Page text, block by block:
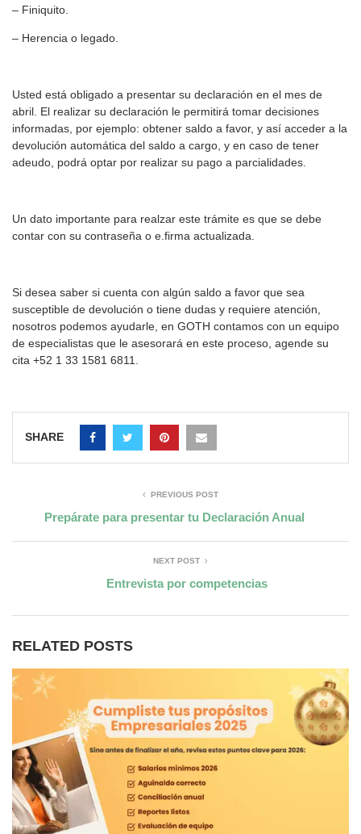
– Finiquito.
– Herencia o legado.
Usted está obligado a presentar su declaración en el mes de
abril. El realizar su declaración le permitirá tomar decisiones
informadas, por ejemplo: obtener saldo a favor, y así acceder a la
devolución automática del saldo a cargo, y en caso de tener
adeudo, podrá optar por realizar su pago a parcialidades.
Un dato importante para realzar este trámite es que se debe
contar con su contraseña o e.firma actualizada.
Si desea saber si cuenta con algún saldo a favor que sea
susceptible de devolución o tiene dudas y requiere atención,
nosotros podemos ayudarle, en GOTH contamos con un equipo
de especialistas que le asesorará en este proceso, agende su
cita +52 1 33 1581 6811.
SHARE
PREVIOUS POST
Prepárate para presentar tu Declaración Anual
NEXT POST
Entrevista por competencias
RELATED POSTS